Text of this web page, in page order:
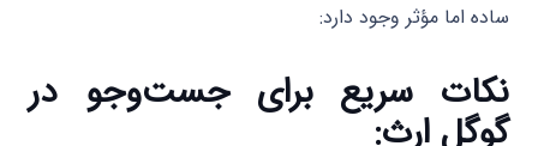
ساده اما مؤثر وجود دارد:
نکات سریع برای جست‌وجو در
گوگل ارث: